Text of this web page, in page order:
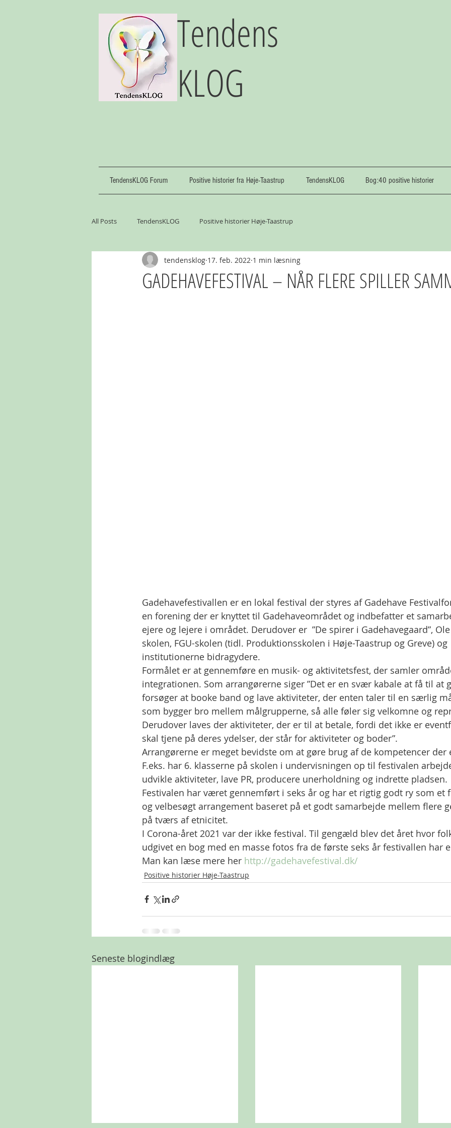
Tendens
KLOG
TendensKLOG Forum Positive historier fra Høje-Taastrup TendensKLOG Bog:40 positive historier
All Posts TendensKLOG Positive historier Høje-Taastrup
GADEHAVEFESTIVAL – NÅR FLERE SPILLER
tendensklog 17. feb. 2022 1 min læsning
Gadehavefestivallen er en lokal festival der styres af Gadehave
en forening der er knyttet til Gadehaveområdet og indbefatter et
ejere og lejere i området. Derudover er  ”De spirer i Gadehavegaard”,
skolen, FGU-skolen (tidl. Produktionsskolen i Høje-Taastrup og Greve) og
institutionerne bidragydere.
Formålet er at gennemføre en musik- og aktivitetsfest, der samler
integrationen. Som arrangørerne siger ”Det er en svær kabale at få til at
forsøger at booke band og lave aktiviteter, der enten taler til en særlig
som bygger bro mellem målgrupperne, så alle føler sig velkomne og
Derudover laves der aktiviteter, der er til at betale, fordi det ikke er
skal tjene på deres ydelser, der står for aktiviteter og boder”.
Arrangørerne er meget bevidste om at gøre brug af de kompetencer
F.eks. har 6. klasserne på skolen i undervisningen op til festivalen
udvikle aktiviteter, lave PR, producere unerholdning og indrette pladsen.
Festivalen har været gennemført i seks år og har et rigtig godt ry som et
og velbesøgt arrangement baseret på et godt samarbejde mellem flere
på tværs af etnicitet.
I Corona-året 2021 var der ikke festival. Til gengæld blev det året hvor
udgivet en bog med en masse fotos fra de første seks år festivallen har
Man kan læse mere her http://gadehavefestival.dk/
Positive historier Høje-Taastrup
Seneste blogindlæg